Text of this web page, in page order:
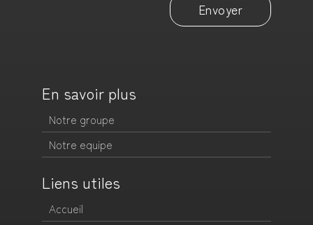
Envoyer
En savoir plus
Notre groupe
Notre equipe
Liens utiles
Accueil